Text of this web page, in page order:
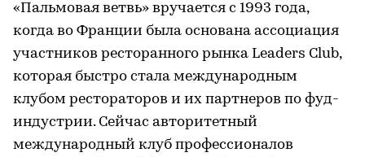
«Пальмовая ветвь» вручается с 1993 года,
когда во Франции была основана ассоциация
участников ресторанного рынка Leaders Club,
которая быстро стала международным
клубом рестораторов и их партнеров по фуд-
индустрии. Сейчас авторитетный
международный клуб профессионалов